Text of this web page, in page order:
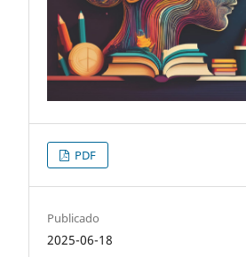
PDF
Publicado
2025-06-18